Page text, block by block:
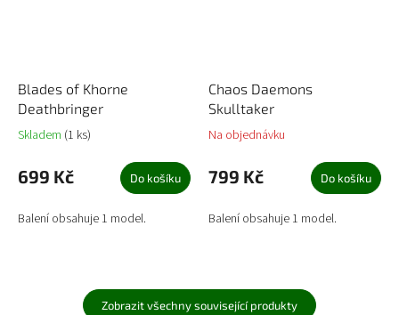
Blades of Khorne
Deathbringer
Skladem (1 ks)
699 Kč Do košíku
Balení obsahuje 1 model.
Chaos Daemons
Skulltaker
Na objednávku
799 Kč Do košíku
Balení obsahuje 1 model.
Zobrazit všechny související produkty